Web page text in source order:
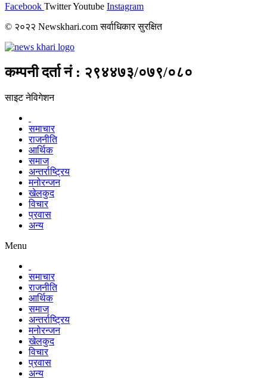
Facebook TwitterYoutube Instagram
© २०२२ Newskhari.com सर्वाधिकार सुरक्षित
कम्पनी दर्ता नं : २९४४७३/०७९/०८०
साइट नेविगेशन
समाचार
राजनीति
आर्थिक
समाज
अन्तर्राष्ट्रिय
मनोरन्जन
खेलकुद
विचार
प्रवास
अन्य
Menu
समाचार
राजनीति
आर्थिक
समाज
अन्तर्राष्ट्रिय
मनोरन्जन
खेलकुद
विचार
प्रवास
अन्य